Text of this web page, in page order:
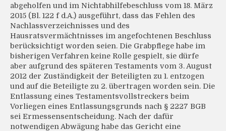
abgeholfen und im Nichtabhilfebeschluss vom 18. März
2015 (Bl. 122 f d.A.) ausgeführt, dass das Fehlen des
Nachlassverzeichnisses und des
Hausratsvermächtnisses im angefochtenen Beschluss
berücksichtigt worden seien. Die Grabpflege habe im
bisherigen Verfahren keine Rolle gespielt, sie dürfe
aber aufgrund des späteren Testaments vom 3. August
2012 der Zuständigkeit der Beteiligten zu 1. entzogen
und auf die Beteiligte zu 2. übertragen worden sein. Die
Entlassung eines Testamentsvollstreckers beim
Vorliegen eines Entlassungsgrunds nach § 2227 BGB
sei Ermessensentscheidung. Nach der dafür
notwendigen Abwägung habe das Gericht eine